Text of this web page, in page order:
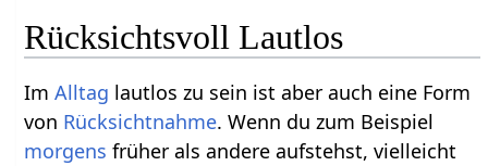
Rücksichtsvoll Lautlos
ImAlltag lautlos zu sein ist aber auch eine Form
von Rücksichtnahme. Wenn du zum Beispiel
morgens früher als andere aufstehst, vielleicht